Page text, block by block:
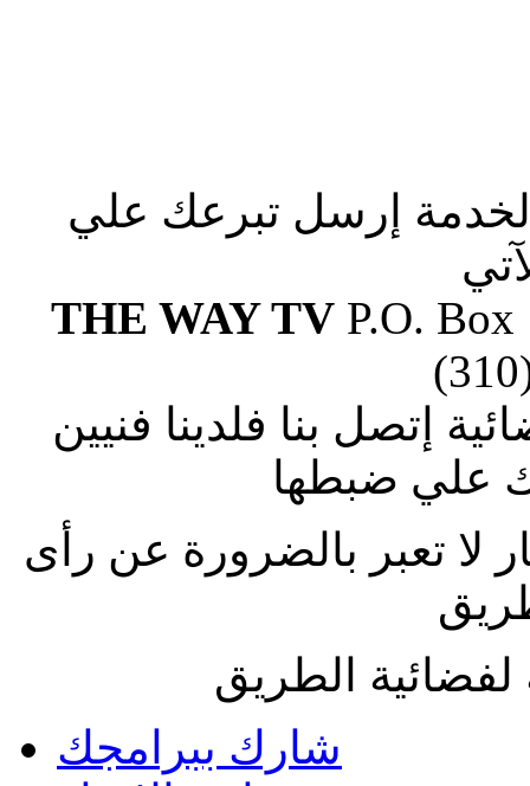
إرسل تبرعك علي
THE WAY TVP.O. Box
إتصل بنا فلدينا فنيين
علي ضبطها
لا تعبر بالضرورة عن رأى
الطريق
شارك ببرامجك